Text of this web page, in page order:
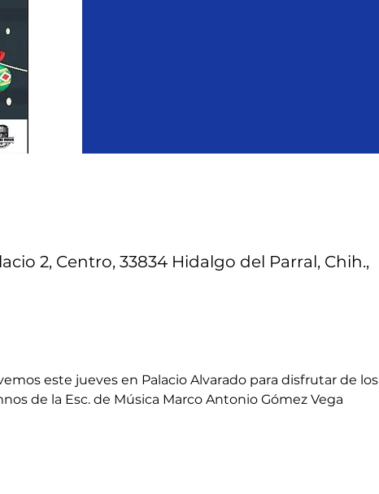
2, Centro, 33834 Hidalgo del Parral, Chih.,
este jueves en Palacio Alvarado para disfrutar de los
de la Esc. de Música Marco Antonio Gómez Vega